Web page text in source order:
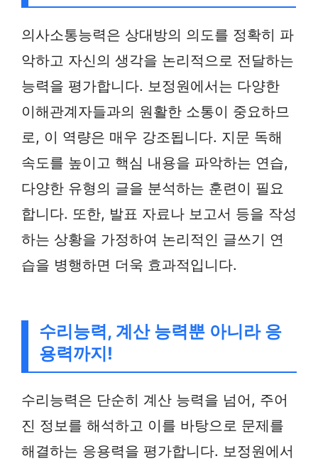
의사소통능력은 상대방의 의도를 정확히 파
악하고 자신의 생각을 논리적으로 전달하는
능력을 평가합니다. 보정원에서는 다양한
이해관계자들과의 원활한 소통이 중요하므
로, 이 역량은 매우 강조됩니다. 지문 독해
속도를 높이고 핵심 내용을 파악하는 연습,
다양한 유형의 글을 분석하는 훈련이 필요
합니다. 또한, 발표 자료나 보고서 등을 작성
하는 상황을 가정하여 논리적인 글쓰기 연
습을 병행하면 더욱 효과적입니다.
수리능력, 계산 능력뿐 아니라 응
용력까지!
수리능력은 단순히 계산 능력을 넘어, 주어
진 정보를 해석하고 이를 바탕으로 문제를
해결하는 응용력을 평가합니다. 보정원에서